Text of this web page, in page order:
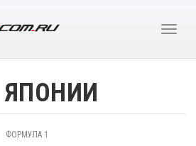
ЯПОНИИ
ФОРМУЛА 1